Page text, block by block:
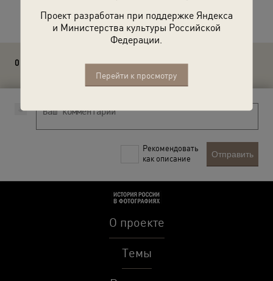
Проект разработан при поддержке Яндекса
и Министерства культуры Российской
Федерации.
Перейти к просмотру
0 комментариев
Рекомендовать
как описание
Отправить
О проекте
Темы